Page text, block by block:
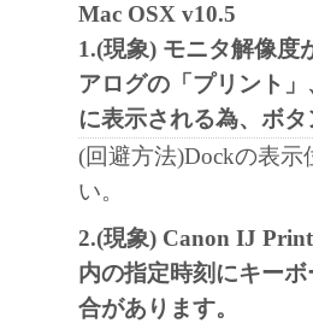
といいます。）
ノン製品を利用
独占的権利を許諾
ユーザーは、本
改変、リバース
キヤノン、キヤ
よびキヤノンの
ザーの特定の目
Mac OSX v10.5
1.(現象) モニタ解像度
アログの「プリント
に表示される為、ボ
(回避方法)Dockの表
い。
2.(現象) Canon IJ
内の指定時刻にキー
合があります。